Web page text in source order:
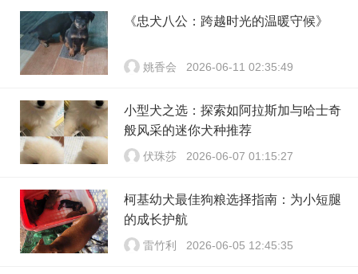
《忠犬八公：跨越时光的温暖守候》
姚香会 2026-06-11 02:35:49
小型犬之选：探索如阿拉斯加与哈士奇
般风采的迷你犬种推荐
伏珠莎 2026-06-07 01:15:27
柯基幼犬最佳狗粮选择指南：为小短腿
的成长护航
雷竹利 2026-06-05 12:45:35